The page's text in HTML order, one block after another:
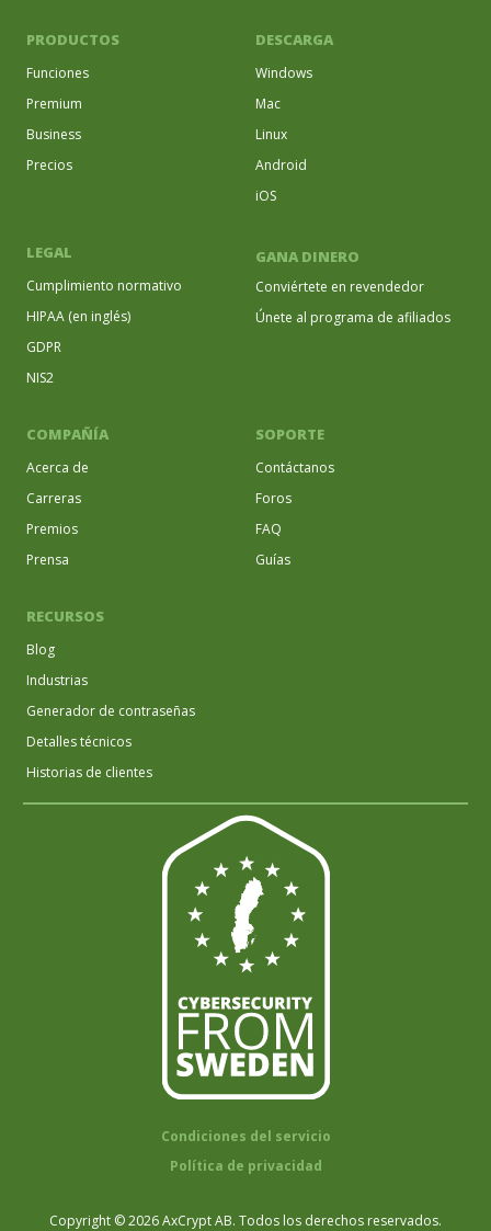
PRODUCTOS
Funciones
Premium
Business
Precios
DESCARGA
Windows
Mac
Linux
Android
iOS
LEGAL
Cumplimiento normativo
HIPAA (en inglés)
GDPR
NIS2
GANA DINERO
Conviértete en revendedor
Únete al programa de afiliados
COMPAÑÍA
Acerca de
Carreras
Premios
Prensa
SOPORTE
Contáctanos
Foros
FAQ
Guías
RECURSOS
Blog
Industrias
Generador de contraseñas
Detalles técnicos
Historias de clientes
Condiciones del servicio
Política de privacidad
Copyright © 2026 AxCrypt AB. Todos los derechos reservados.